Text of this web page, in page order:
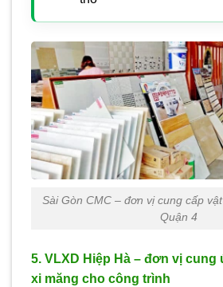
Sài Gòn CMC – đơn vị cung cấp
Quận 4
5. VLXD Hiệp Hà – đơn vị cung
xi măng cho công trình